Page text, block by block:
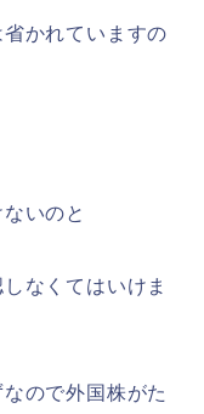
かれていますの
いのと
なくてはいけま
ので外国株がた